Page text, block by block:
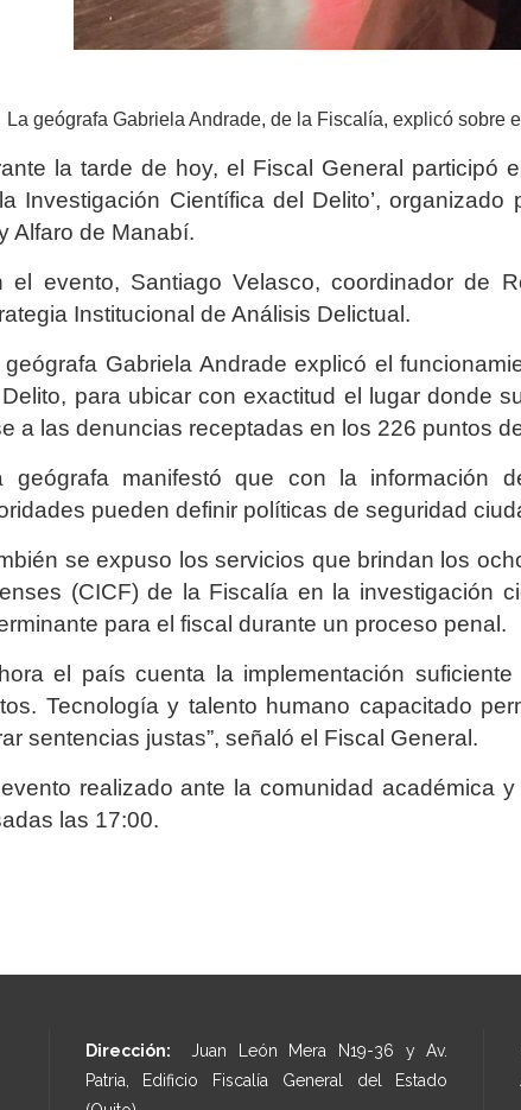
La geógrafa Gabriela Andrade, de la Fiscalía, explicó sobre
la tarde de hoy, el Fiscal General participó
Investigación Científica del Delito’,
Alfaro de Manabí.
evento, Santiago Velasco, coordinador de
Institucional de Análisis Delictual.
Gabriela Andrade explicó el
para ubicar con exactitud el lugar donde
a las denuncias receptadas en los 226 puntos
manifestó que con la información
pueden definir políticas de seguridad
se expuso los servicios que brindan los
(CICF) de la Fiscalía en la investigación
para el fiscal durante un proceso penal.
el país cuenta la implementación
Tecnología y talento humano capacitado
sentencias justas”, señaló el Fiscal General.
realizado ante la comunidad académica
las 17:00.
Dirección: Juan León Mera N19-36 y Av.
Patria, Edificio Fiscalía General del Estado